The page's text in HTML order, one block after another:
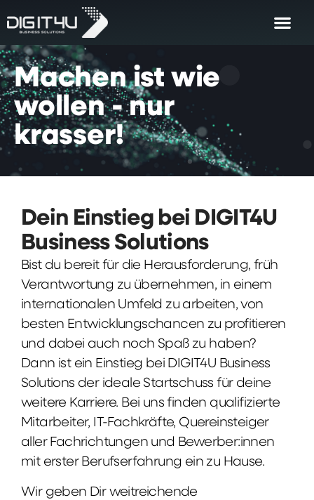
Machen ist wie
wollen - nur
krasser!
Dein Einstieg bei DIGIT4U
Business Solutions
Bist du bereit für die Herausforderung, früh
Verantwortung zu übernehmen, in einem
internationalen Umfeld zu arbeiten, von
besten Entwicklungschancen zu profitieren
und dabei auch noch Spaß zu haben?
Dann ist ein Einstieg bei DIGIT4U Business
Solutions der ideale Startschuss für deine
weitere Karriere. Bei uns finden qualifizierte
Mitarbeiter, IT-Fachkräfte, Quereinsteiger
aller Fachrichtungen und Bewerber:innen
mit erster Berufserfahrung ein zu Hause.
Wir geben Dir weitreichende